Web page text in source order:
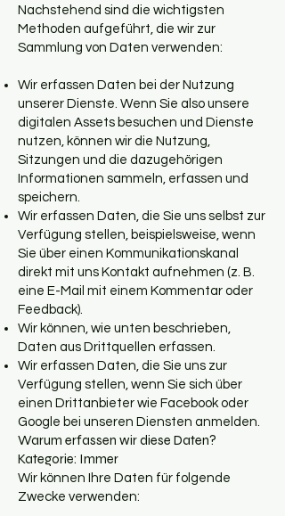
Nachstehend sind die wichtigsten
Methoden aufgeführt, die wir zur
Sammlung von Daten verwenden:
Wir erfassen Daten bei der Nutzung
unserer Dienste. Wenn Sie also unsere
digitalen Assets besuchen und Dienste
nutzen, können wir die Nutzung,
Sitzungen und die dazugehörigen
Informationen sammeln, erfassen und
speichern.
Wir erfassen Daten, die Sie uns selbst zur
Verfügung stellen, beispielsweise, wenn
Sie über einen Kommunikationskanal
direkt mit uns Kontakt aufnehmen (z. B.
eine E-Mail mit einem Kommentar oder
Feedback).
Wir können, wie unten beschrieben,
Daten aus Drittquellen erfassen.
Wir erfassen Daten, die Sie uns zur
Verfügung stellen, wenn Sie sich über
einen Drittanbieter wie Facebook oder
Google bei unseren Diensten anmelden.
Warum erfassen wir diese Daten?
Kategorie: Immer
Wir können Ihre Daten für folgende
Zwecke verwenden: